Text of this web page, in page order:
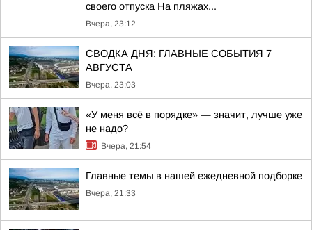
своего отпуска На пляжах...
Вчера, 23:12
СВОДКА ДНЯ: ГЛАВНЫЕ СОБЫТИЯ 7
АВГУСТА
Вчера, 23:03
«У меня всё в порядке» — значит, лучше уже
не надо?
Вчера, 21:54
Главные темы в нашей ежедневной подборке
Вчера, 21:33